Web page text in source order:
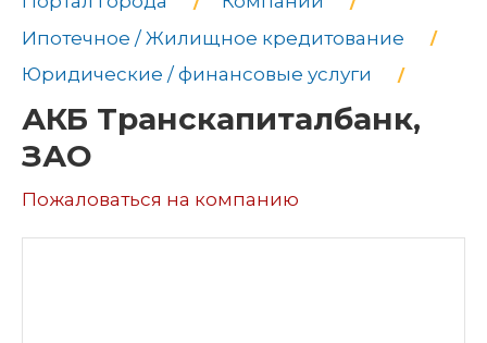
Ипотечное / Жилищное кредитование
Юридические / финансовые услуги
АКБ Транскапиталбанк,
ЗАО
Пожаловаться на компанию